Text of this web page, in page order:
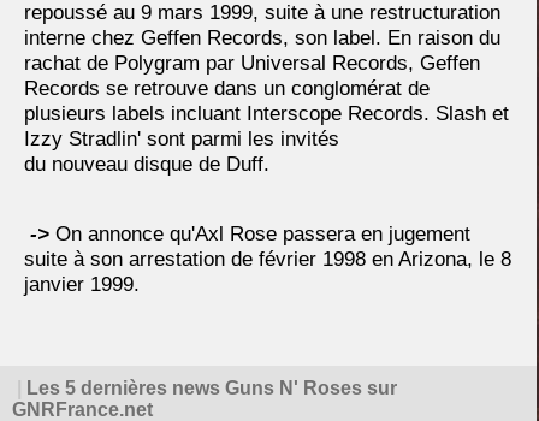
repoussé au 9 mars 1999, suite à une restructuration
interne chez Geffen Records, son label. En raison du
rachat de Polygram par Universal Records, Geffen
Records se retrouve dans un conglomérat de
plusieurs labels incluant Interscope Records. Slash et
Izzy Stradlin' sont parmi les invités
du nouveau disque de Duff.
-> On annonce qu'Axl Rose passera en jugement
suite à son arrestation de février 1998 en Arizona, le 8
janvier 1999.
Les 5 dernières news Guns N' Roses sur
GNRFrance.net